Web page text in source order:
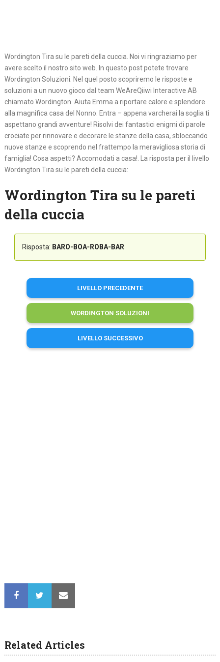
Wordington Tira su le pareti della cuccia. Noi vi ringraziamo per
avere scelto il nostro sito web. In questo post potete trovare
Wordington Soluzioni. Nel quel posto scopriremo le risposte e
soluzioni a un nuovo gioco dal team WeAreQiiwi Interactive AB
chiamato Wordington. Aiuta Emma a riportare calore e splendore
alla magnifica casa del Nonno. Entra – appena varcherai la soglia ti
aspettano grandi avventure! Risolvi dei fantastici enigmi di parole
crociate per rinnovare e decorare le stanze della casa, sbloccando
nuove stanze e scoprendo nel frattempo la meravigliosa storia di
famiglia! Cosa aspetti? Accomodati a casa!. La risposta per il livello
Wordington Tira su le pareti della cuccia:
Wordington Tira su le pareti
della cuccia
Risposta: BARO-BOA-ROBA-BAR
LIVELLO PRECEDENTE
WORDINGTON SOLUZIONI
LIVELLO SUCCESSIVO
Related Articles